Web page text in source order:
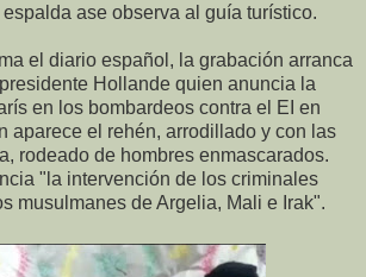
ase observa al guía turístico.
el diario español, la grabación arranca
Hollande quien anuncia la
en los bombardeos contra el EI en
aparece el rehén, arrodillado y con las
rodeado de hombres enmascarados.
"la intervención de los criminales
musulmanes de Argelia, Mali e Irak".